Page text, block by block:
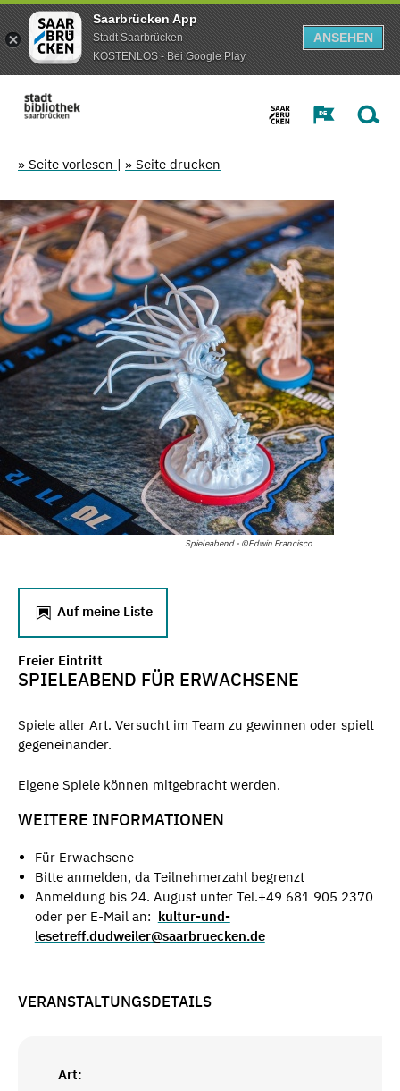
Saarbrücken App
Stadt Saarbrücken
KOSTENLOS - Bei Google Play
ANSEHEN
» Seite vorlesen | » Seite drucken
Spieleabend - ©Edwin Francisco
Auf meine Liste
Freier Eintritt
SPIELEABEND FÜR ERWACHSENE
Spiele aller Art. Versucht im Team zu gewinnen oder spielt
gegeneinander.
Eigene Spiele können mitgebracht werden.
WEITERE INFORMATIONEN
Für Erwachsene
Bitte anmelden, da Teilnehmerzahl begrenzt
Anmeldung bis 24. August unter Tel.+49 681 905 2370
oder per E-Mail an: kultur-und-
lesetreff.dudweiler@saarbruecken.de
VERANSTALTUNGSDETAILS
Art: